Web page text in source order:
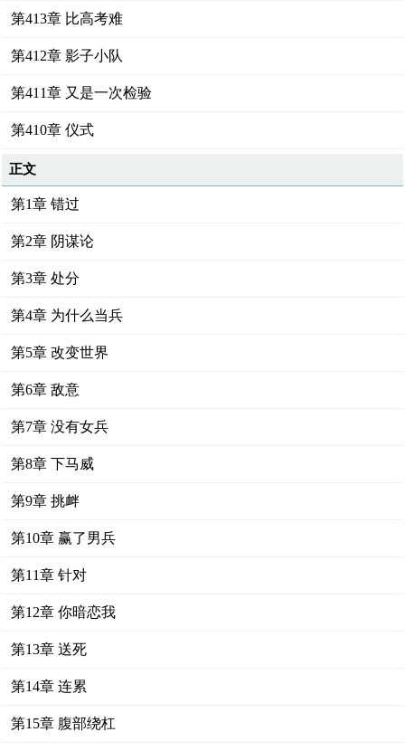
第413章 比高考难
第412章 影子小队
第411章 又是一次检验
第410章 仪式
正文
第1章 错过
第2章 阴谋论
第3章 处分
第4章 为什么当兵
第5章 改变世界
第6章 敌意
第7章 没有女兵
第8章 下马威
第9章 挑衅
第10章 赢了男兵
第11章 针对
第12章 你暗恋我
第13章 送死
第14章 连累
第15章 腹部绕杠